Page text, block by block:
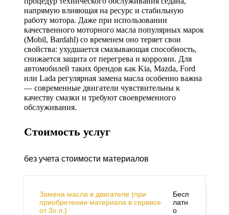
напрямую влияющая на ресурс и стабильную
работу мотора. Даже при использовании
качественного моторного масла популярных марок
(Mobil, Bardahl) со временем оно теряет свои
свойства: ухудшается смазывающая способность,
снижается защита от перегрева и коррозии. Для
автомобилей таких брендов как Kia, Mazda, Ford
или Lada регулярная замена масла особенно важна
— современные двигатели чувствительны к
качеству смазки и требуют своевременного
обслуживания.
Стоимость услуг
без учета стоимости материалов
Замена масла в двигателе (при
приобретении материала в сервисе
от 3х л.)
Бесп
латн
о